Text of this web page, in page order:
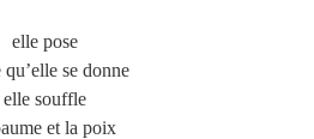
elle pose
qu’elle se donne
elle souffle
et la poix